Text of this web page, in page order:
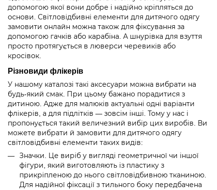
допомогою якої вони добре і надійно кріпляться до
основи. Світловідбивні елементи для дитячого одягу
замовити онлайн можна також для фіксування за
допомогою гачків або карабіна. А шнурівка для взуття
просто протягується в люверси черевиків або
кросівок.
Різновиди флікерів
У нашому каталозі такі аксесуари можна вибрати на
будь-який смак. При цьому бажано порадитися з
дитиною. Адже для малюків актуальні одні варіанти
флікерів, а для підлітків — зовсім інші. Тому у нас і
пропонується такий величезний вибір цих виробів. Ви
можете вибрати й замовити для дитячого одягу
світловідбивні елементи таких видів:
Значки. Це виріб у вигляді геометричної чи іншої
фігури, який виготовляють із пластику з
прикріпленою до нього світловідбивною тканиною.
Для надійної фіксації з тильного боку передбачена